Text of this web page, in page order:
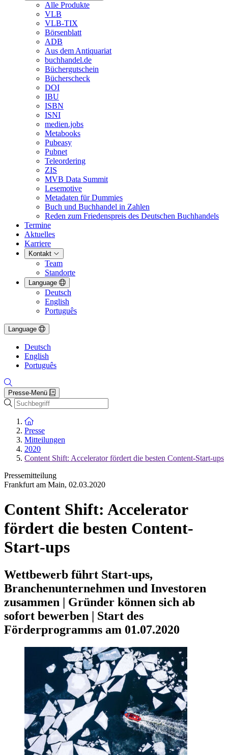
Alle Produkte
VLB
VLB-TIX
Börsenblatt
ADB
Aus dem Antiquariat
buchhandel.de
Büchergutschein
Bücherscheck
DOI
IBU
ISBN
ISNI
medien.jobs
Metabooks
Pubeasy
Pubnet
Teleordering
ZIS
MVB Data Summit
Lesemotive
Metadaten für Dummies
Buch und Buchhandel in Zahlen
Reden zum Friedenspreis des Deutschen Buchhandels
Termine
Aktuelles
Karriere
Kontakt
Team
Standorte
Language
Deutsch
English
Português
Language
Deutsch
English
Português
Presse-Menü
Suche
Zur Startseite
Presse
Mitteilungen
2020
Content Shift: Accelerator fördert die besten Content-Start-ups
Pressemitteilung
Frankfurt am Main, 02.03.2020
Content Shift: Accelerator
fördert die besten Content-
Start-ups
Wettbewerb führt Start-ups,
Branchenunternehmen und Investoren
zusammen | Gründer können sich ab
sofort bewerben | Start des
Förderprogramms am 01.07.2020